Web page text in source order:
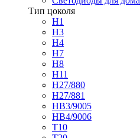
Тип цоколя
H1
H3
H4
H7
H8
H11
H27/880
H27/881
HB3/9005
HB4/9006
T10